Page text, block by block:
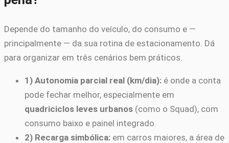
Depende do tamanho do veículo, do consumo e —
principalmente — da sua rotina de estacionamento. Dá
para organizar em três cenários bem práticos.
1) Autonomia parcial real (km/dia): é onde a conta
pode fechar melhor, especialmente em
quadriciclos leves urbanos (como o Squad), com
consumo baixo e painel integrado.
2) Recarga simbólica: em carros maiores, a área de